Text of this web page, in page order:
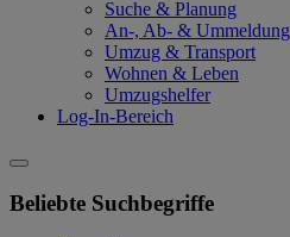
Suche & Planung
An-, Ab- & Ummeldung
Umzug & Transport
Wohnen & Leben
Umzugshelfer
Log-In-Bereich
Beliebte Suchbegriffe